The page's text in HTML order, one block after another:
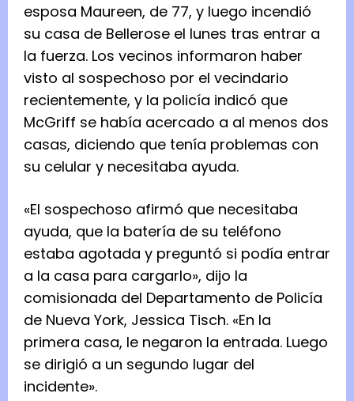
esposa Maureen, de 77, y luego incendió
su casa de Bellerose el lunes tras entrar a
la fuerza. Los vecinos informaron haber
visto al sospechoso por el vecindario
recientemente, y la policía indicó que
McGriff se había acercado a al menos dos
casas, diciendo que tenía problemas con
su celular y necesitaba ayuda.
«El sospechoso afirmó que necesitaba
ayuda, que la batería de su teléfono
estaba agotada y preguntó si podía entrar
a la casa para cargarlo», dijo la
comisionada del Departamento de Policía
de Nueva York, Jessica Tisch. «En la
primera casa, le negaron la entrada. Luego
se dirigió a un segundo lugar del
incidente».